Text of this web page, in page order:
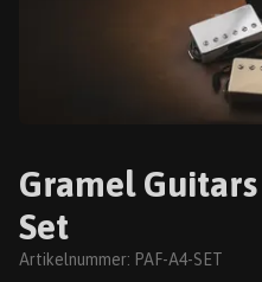
Gramel
Set
Artikelnummer: PAF-A4-SET